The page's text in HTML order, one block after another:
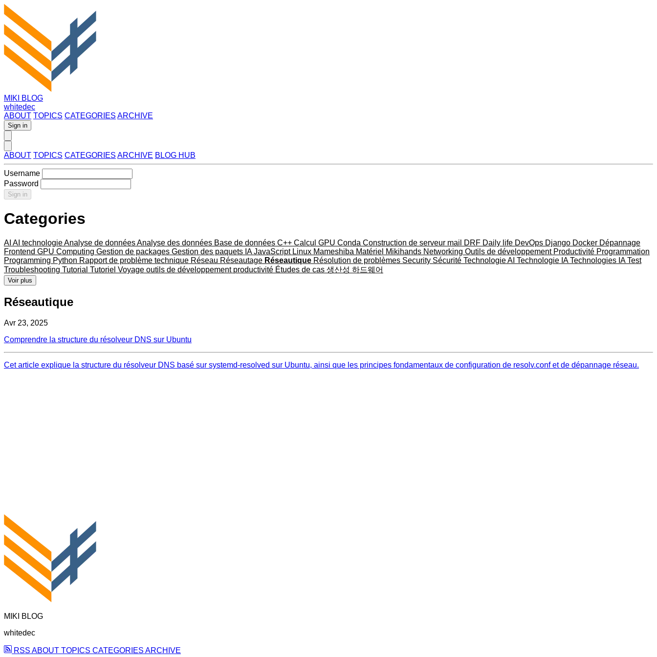
MIKI BLOG
whitedec
ABOUT TOPICS CATEGORIES ARCHIVE
Sign in
ABOUT TOPICS CATEGORIES ARCHIVE BLOG HUB
Username
Password
Sign in
Categories
AI AI technologieAnalyse de donnéesAnalyse des données Base de données C++ Calcul GPU Conda Construction de serveur mail DRF Daily life DevOps Django Docker Dépannage
Frontend GPU Computing Gestion de packages Gestion des paquets IAJavaScript Linux Mameshiba Matériel Mikihands Networking Outils de développement Productivité Programmation
Programming Python Rapport de problème technique Réseau Réseautage Réseautique Résolution de problèmes Security Sécurité Technologie AI Technologie IATechnologies IATest
Troubleshooting Tutorial Tutoriel Voyage outils de développement productivité Études de cas 생산성 하드웨어
Voir plus
Réseautique
Avr 23, 2025
Comprendre la structure du résolveur DNS sur Ubuntu
Cet article explique la structure du résolveur DNS basé sur systemd-resolved sur Ubuntu, ainsi que les principes fondamentaux de configuration de resolv.conf et de dépannage réseau.
MIKI BLOG
whitedec
RSS ABOUT TOPICS CATEGORIES ARCHIVE